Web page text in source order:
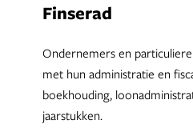
Finserad
Ondernemers en
met hun administratie en
boekhouding,
jaarstukken.